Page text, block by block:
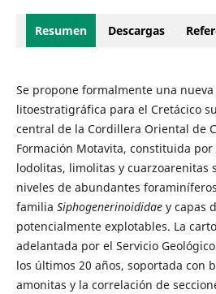
Resumen Descargas
Se propone formalmente una
litoestratigráfica para el Cretácico
central de la Cordillera Oriental de
Formación Motavita, constituida
lodolitas, limolitas y cuarzoarenitas
niveles de abundantes
familia Siphogenerinoididaey capas
potencialmente explotables. La
adelantada por el Servicio
los últimos 20 años, soportada con
amonitas y la correlación de